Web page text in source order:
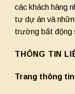
các khách hàng
tư dự án và
trường bất động
THÔNG TIN
Trang thông